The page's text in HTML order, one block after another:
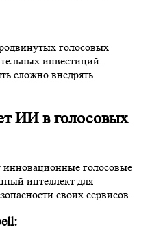
голосовых
инвестиций.
сложно внедрять
ИИ в голосовых
инновационные голосовые
интеллект для
своих сервисов.